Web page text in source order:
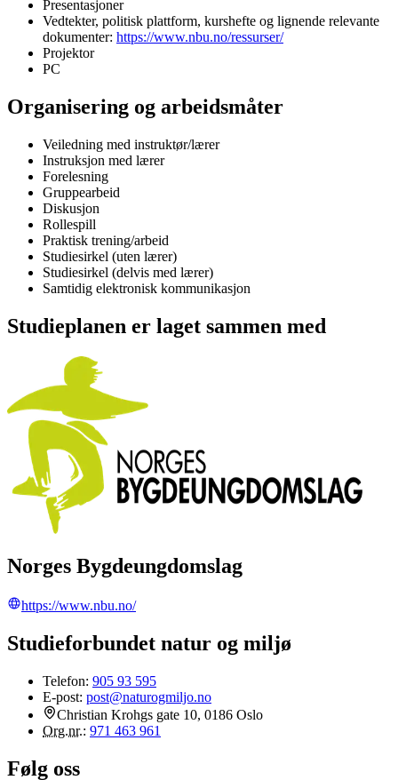
Presentasjoner
Vedtekter, politisk plattform, kurshefte og lignende relevante
dokumenter: https://www.nbu.no/ressurser/
Projektor
PC
Organisering og arbeidsmåter
Veiledning med instruktør/lærer
Instruksjon med lærer
Forelesning
Gruppearbeid
Diskusjon
Rollespill
Praktisk trening/arbeid
Studiesirkel (uten lærer)
Studiesirkel (delvis med lærer)
Samtidig elektronisk kommunikasjon
Studieplanen er laget sammen med
Norges Bygdeungdomslag
https://www.nbu.no/
Studieforbundet natur og miljø
Telefon: 905 93 595
E-post: post@naturogmiljo.no
Christian Krohgs gate 10, 0186 Oslo
Org.nr.: 971 463 961
Følg oss